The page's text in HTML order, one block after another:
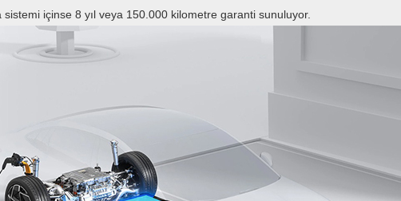
içinse 8 yıl veya 150.000 kilometre garanti sunuluyor.